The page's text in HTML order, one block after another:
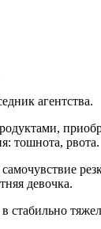
агентства.
тошнота, рвота.
девочка.
стабильно